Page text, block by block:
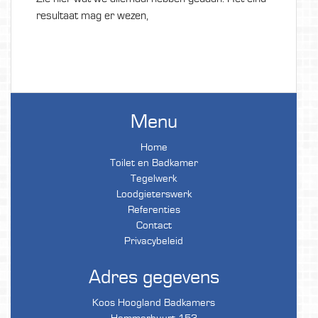
resultaat mag er wezen,
Menu
Home
Toilet en Badkamer
Tegelwerk
Loodgieterswerk
Referenties
Contact
Privacybeleid
Adres gegevens
Koos Hoogland Badkamers